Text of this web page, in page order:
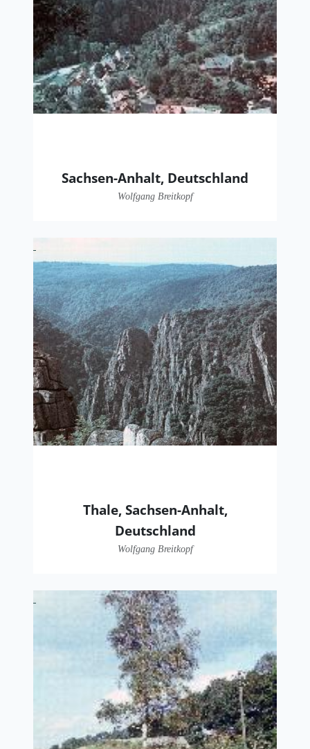
Sachsen-Anhalt, Deutschland
Wolfgang Breitkopf
Thale, Sachsen-Anhalt,
Deutschland
Wolfgang Breitkopf